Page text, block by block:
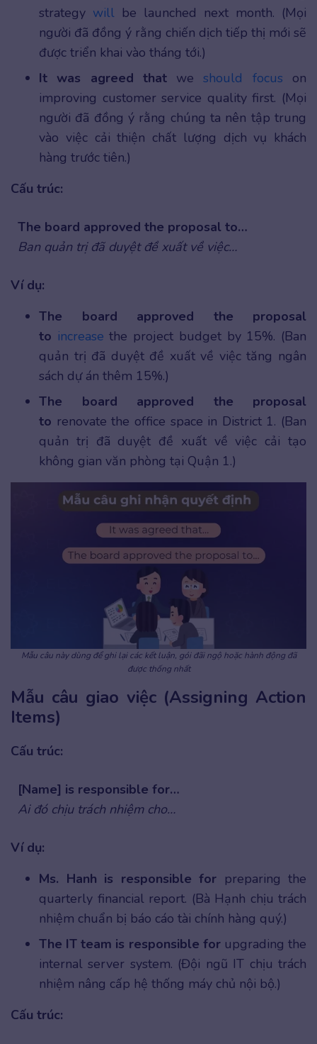
strategy will be launched next month. (Mọi
người đã đồng ý rằng chiến dịch tiếp thị mới sẽ
được triển khai vào tháng tới.)
It was agreed thatweshould focus on
improving customer service quality first. (Mọi
người đã đồng ý rằng chúng ta nên tập trung
vào việc cải thiện chất lượng dịch vụ khách
hàng trước tiên.)
Cấu trúc:
The board approved the proposal to…
Ban quản trị đã duyệt đề xuất về việc…
Ví dụ:
The board approved the proposal
to increase the project budget by 15%. (Ban
quản trị đã duyệt đề xuất về việc tăng ngân
sách dự án thêm 15%.)
The board approved the proposal
to renovate the office space in District 1. (Ban
quản trị đã duyệt đề xuất về việc cải tạo
không gian văn phòng tại Quận 1.)
Mẫu câu này dùng để ghi lại các kết luận, gói đãi ngộ hoặc hành động đã
được thống nhất
Mẫu câu giao việc (Assigning Action
Items)
Cấu trúc:
[Name] is responsible for…
Ai đó chịu trách nhiệm cho…
Ví dụ:
Ms. Hanh is responsible for preparing the
quarterly financial report. (Bà Hạnh chịu trách
nhiệm chuẩn bị báo cáo tài chính hàng quý.)
The IT team is responsible forupgrading the
internal server system. (Đội ngũ IT chịu trách
nhiệm nâng cấp hệ thống máy chủ nội bộ.)
Cấu trúc: